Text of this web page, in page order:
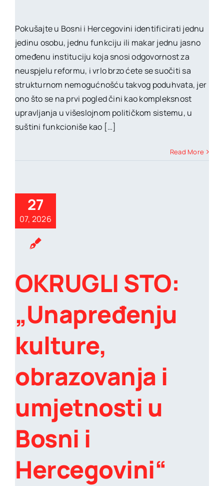
Pokušajte u Bosni i Hercegovini identificirati jednu
jedinu osobu, jednu funkciju ili makar jednu jasno
omeđenu instituciju koja snosi odgovornost za
neuspjelu reformu, i vrlo brzo ćete se suočiti sa
strukturnom nemogućnošću takvog poduhvata, jer
ono što se na prvi pogled čini kao kompleksnost
upravljanja u višeslojnom političkom sistemu, u
suštini funkcioniše kao […]
Read More
27
07, 2026
OKRUGLI STO:
„Unapređenju
kulture,
obrazovanja i
umjetnosti u
Bosni i
Hercegovini“